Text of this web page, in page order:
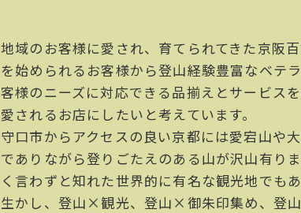
地域のお客様に愛され、育てられてきた京阪
を始められるお客様から登山経験豊富なベテ
客様のニーズに対応できる品揃えとサービス
愛されるお店にしたいと考えています。
守口市からアクセスの良い京都には愛宕山や
でありながら登りごたえのある山が沢山有り
く言わずと知れた世界的に有名な観光地でも
生かし、登山×観光、登山×御朱印集め、登